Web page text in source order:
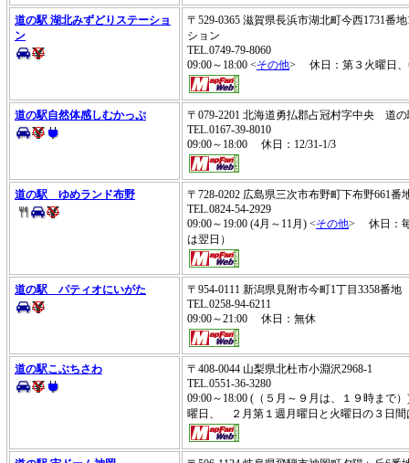
道の駅 湖北みずどりステーショ
ン
〒529-0365 滋賀県長浜市湖北町今西1731
ション
TEL.0749-79-8060
09:00～18:00 <その他> 休日：第３火曜日、
道の駅自然体感しむかっぷ
〒079-2201 北海道勇払郡占冠村字中央 道
TEL.0167-39-8010
09:00～18:00 休日：12/31-1/3
道の駅 ゆめランド布野
〒728-0202 広島県三次市布野町下布野661
TEL.0824-54-2929
09:00～19:00 (4月～11月) <その他> 休日：
は翌日）
道の駅 パティオにいがた
〒954-0111 新潟県見附市今町1丁目3358番
TEL.0258-94-6211
09:00～21:00 休日：無休
道の駅こぶちさわ
〒408-0044 山梨県北杜市小淵沢2968-1
TEL.0551-36-3280
09:00～18:00 (（５月～９月は、１９時ま
曜日、 ２月第１週月曜日と火曜日の３日間